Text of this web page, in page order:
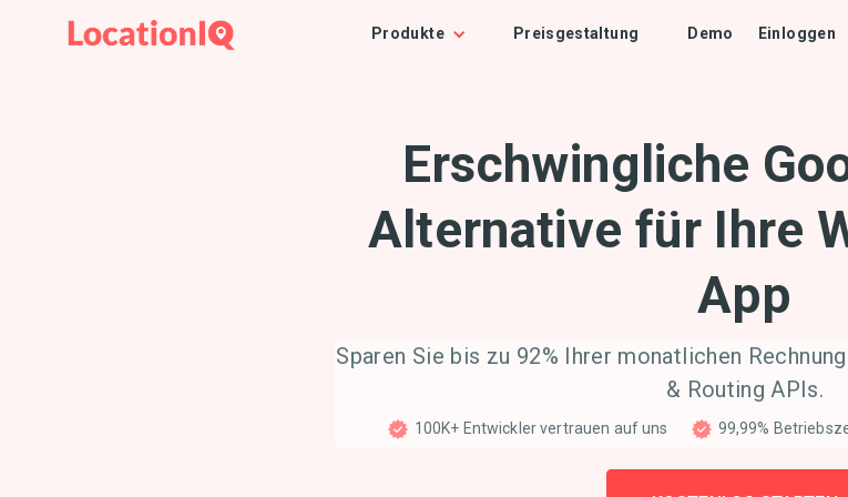
Produkte Preisgestaltung Demo Einloggen
Erschwingliche
Alternative für Ihre
App
Sparen Sie bis zu 92% Ihrer monatlichen
& Routing APIs.
100K+ Entwickler vertrauen auf uns 99,99%